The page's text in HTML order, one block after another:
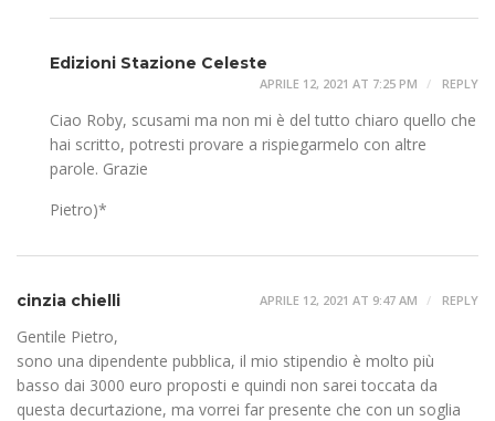
Edizioni Stazione Celeste
APRILE 12, 2021 AT 7:25 PM REPLY
Ciao Roby, scusami ma non mi è del tutto chiaro quello che
hai scritto, potresti provare a rispiegarmelo con altre
parole. Grazie
Pietro)*
cinzia chielli APRILE 12, 2021 AT 9:47 AM REPLY
Gentile Pietro,
sono una dipendente pubblica, il mio stipendio è molto più
basso dai 3000 euro proposti e quindi non sarei toccata da
questa decurtazione, ma vorrei far presente che con un soglia